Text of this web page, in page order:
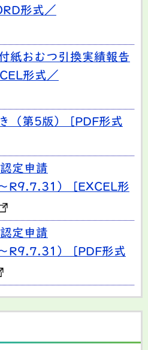
形式／
紙おむつ引換実績報告
形式／
（第5版） [PDF形式
定申請
R9.7.31） [EXCEL形
定申請
R9.7.31） [PDF形式